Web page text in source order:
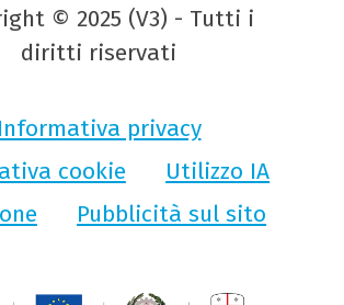
© 2025 (V3) - Tutti i
diritti riservati
Informativa privacy
cookie
Utilizzo IA
Pubblicità sul sito